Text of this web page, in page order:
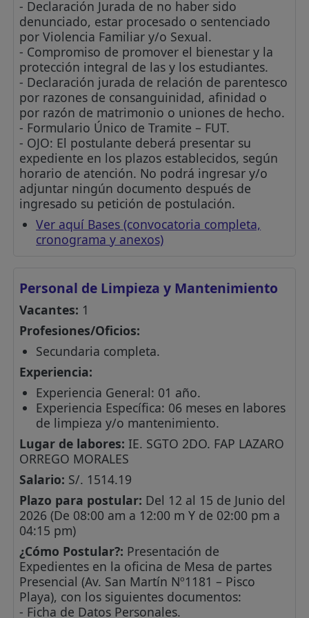
- Declaración Jurada de no haber sido
denunciado, estar procesado o sentenciado
por Violencia Familiar y/o Sexual.
- Compromiso de promover el bienestar y la
protección integral de las y los estudiantes.
- Declaración jurada de relación de parentesco
por razones de consanguinidad, afinidad o
por razón de matrimonio o uniones de hecho.
- Formulario Único de Tramite – FUT.
- OJO: El postulante deberá presentar su
expediente en los plazos establecidos, según
horario de atención. No podrá ingresar y/o
adjuntar ningún documento después de
ingresado su petición de postulación.
Ver aquí Bases (convocatoria completa,
cronograma y anexos)
Personal de Limpieza y Mantenimiento
Vacantes: 1
Profesiones/Oficios:
Secundaria completa.
Experiencia:
Experiencia General: 01 año.
Experiencia Específica: 06 meses en labores
de limpieza y/o mantenimiento.
Lugar de labores: IE. SGTO 2DO. FAP LAZARO
ORREGO MORALES
Salario: S/. 1514.19
Plazo para postular: Del 12 al 15 de Junio del
2026 (De 08:00 am a 12:00 m Y de 02:00 pm a
04:15 pm)
¿Cómo Postular?: Presentación de
Expedientes en la oficina de Mesa de partes
Presencial (Av. San Martín Nº1181 – Pisco
Playa), con los siguientes documentos:
- Ficha de Datos Personales.